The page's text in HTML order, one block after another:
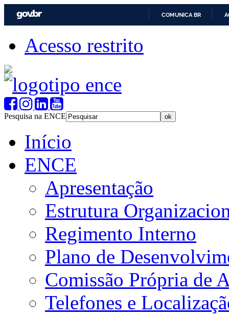
COMUNICA BR
Acesso restrito
Pesquisa na ENCE
Início
ENCE
Apresentação
Estrutura
Regimento Interno
Plano de
Comissão Própria de
Telefones e